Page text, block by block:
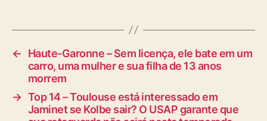
←
Haute-Garonne – Sem licença, ele bate em um
carro, uma mulher e sua filha de 13 anos
morrem
→ Top 14 – Toulouse está interessado em
Jaminet se Kolbe sair? O USAP garante que